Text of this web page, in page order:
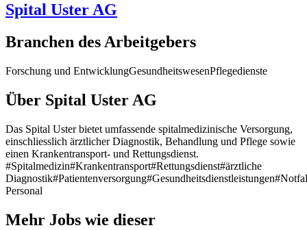
Spital Uster AG
Branchen des Arbeitgebers
Forschung und EntwicklungGesundheitswesenPflegedienste
Über Spital Uster AG
Das Spital Uster bietet umfassende spitalmedizinische Versorgung,
einschliesslich ärztlicher Diagnostik, Behandlung und Pflege sowie
einen Krankentransport- und Rettungsdienst.
#Spitalmedizin#Krankentransport#Rettungsdienst#ärztliche
Diagnostik#Patientenversorgung#Gesundheitsdienstleistungen
Personal
Mehr Jobs wie dieser